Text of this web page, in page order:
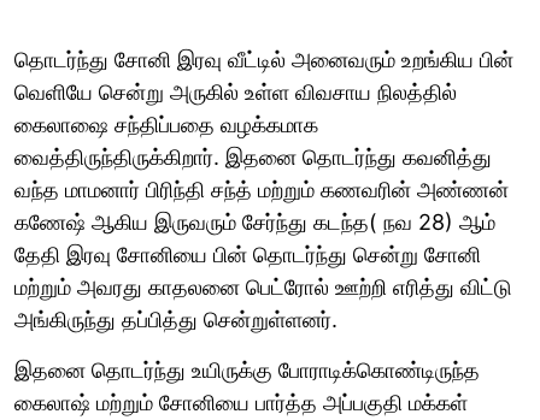
தொடர்ந்து சோனி இரவு வீட்டில் அனைவரும் உறங்கிய பின்
வெளியே சென்று அருகில் உள்ள விவசாய நிலத்தில்
கைலாஷை சந்திப்பதை வழக்கமாக
வைத்திருந்திருக்கிறார். இதனை தொடர்ந்து கவனித்து
வந்த மாமனார் பிரிந்தி சந்த் மற்றும் கணவரின் அண்ணன்
கணேஷ் ஆகிய இருவரும் சேர்ந்து கடந்த( நவ 28) ஆம்
தேதி இரவு சோனியை பின் தொடர்ந்து சென்று சோனி
மற்றும் அவரது காதலனை பெட்ரோல் ஊற்றி எரித்து விட்டு
அங்கிருந்து தப்பித்து சென்றுள்ளனர்.
இதனை தொடர்ந்து உயிருக்கு போராடிக்கொண்டிருந்த
கைலாஷ் மற்றும் சோனியை பார்த்த அப்பகுதி மக்கள்